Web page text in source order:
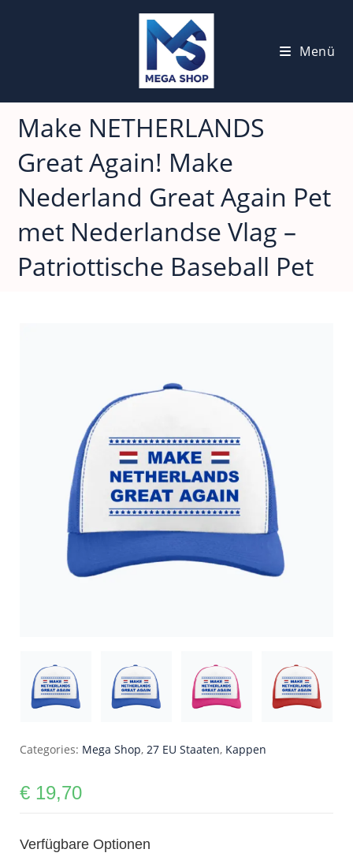
Menü
Make NETHERLANDS
Great Again! Make
Nederland Great Again Pet
met Nederlandse Vlag –
Patriottische Baseball Pet
Categories: Mega Shop, 27 EU Staaten, Kappen
€ 19,70
Verfügbare Optionen